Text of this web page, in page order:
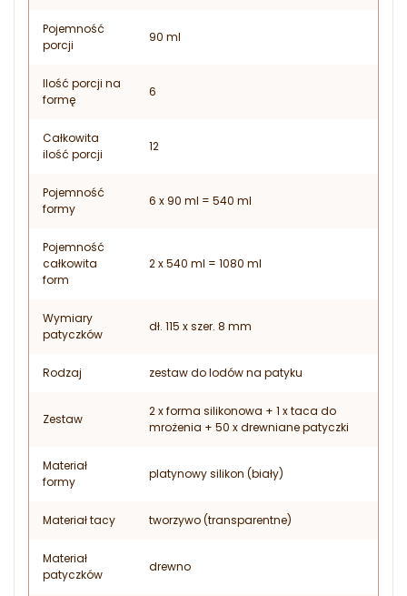
Pojemność
porcji
90 ml
Ilość porcji na
formę
6
Całkowita
ilość porcji
12
Pojemność
formy
6 x 90 ml = 540 ml
Pojemność
całkowita
form
2 x 540 ml = 1080 ml
Wymiary
patyczków
dł. 115 x szer. 8 mm
Rodzaj zestaw do lodów na patyku
Zestaw
2 x forma silikonowa + 1 x taca do
mrożenia + 50 x drewniane patyczki
Materiał
formy
platynowy silikon (biały)
Materiał tacy tworzywo (transparentne)
Materiał
patyczków
drewno